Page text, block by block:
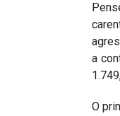
a
O